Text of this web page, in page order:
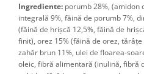
Produse de panificatie
Produse de patiserie
Ingrediente: porumb 28%, (amidon
integrală 9%, făină de porumb 7%,
(făină de hrișcă 12,5%, făină de
finit), orez 15% (făină de orez,
zahăr brun 11%, ulei de floarea-
oleic, fibră alimentară (inulină, fibră